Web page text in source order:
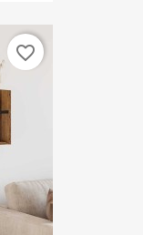
favorite_border